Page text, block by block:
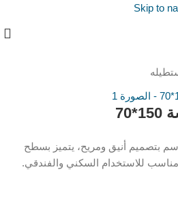
Skip to
بانيو أكريلك مقاس 150×70 سم بتصميم أنيق ومريح، يتميز بسطح
للاستخدام السكني والفندقي.